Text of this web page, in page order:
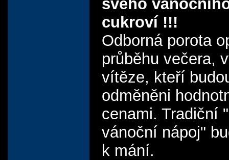
svého
cukroví !!!
Odborná porota
průběhu večera,
vítěze, kteří
odměněni
cenami. Tradiční
vánoční nápoj"
k mání.